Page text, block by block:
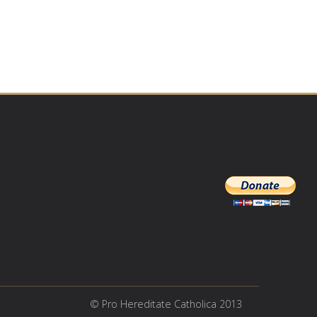
© Pro Hereditate Catholica 2013